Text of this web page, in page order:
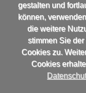
gestalten und
können,
die weitere
stimmen Sie
Cookies zu.
Cookies